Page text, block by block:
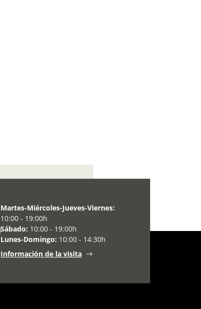
Martes-Miércoles-Jueves-Viernes:
10:00 - 19:00h
Sábado: 10:00 - 19:00h
Lunes-Domingo: 10:00 - 14:30h
Información de la visita